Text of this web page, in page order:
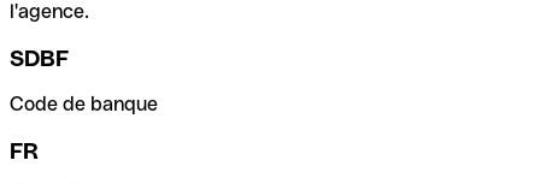
l'agence.
SDBF
Code de banque
FR